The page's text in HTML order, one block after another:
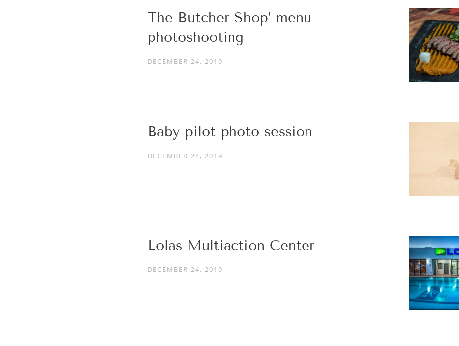
The Butcher Shop’ menu
photoshooting
DECEMBER 24, 2019
Baby pilot photo session
DECEMBER 24, 2019
Lolas Multiaction Center
DECEMBER 24, 2019